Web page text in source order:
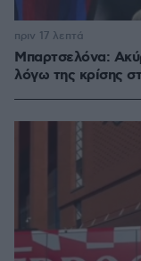
Μπαρτσελόνα:
λόγω της κρίσης
πριν 17 λεπτά